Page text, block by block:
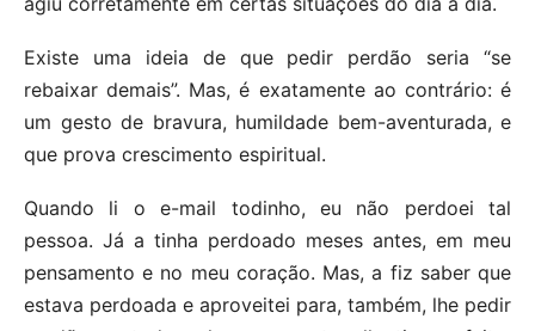
Existe uma ideia de que pedir perdão seria “se
rebaixar demais”. Mas, é exatamente ao contrário: é
um gesto de bravura, humildade bem-aventurada, e
que prova crescimento espiritual.
Quando li o e-mail todinho, eu não perdoei tal
pessoa. Já a tinha perdoado meses antes, em meu
pensamento e no meu coração. Mas, a fiz saber que
estava perdoada e aproveitei para, também, lhe pedir